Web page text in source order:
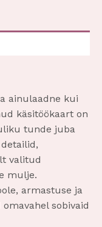
ainulaadne kui
käsitöökaart on
tunde juba
valitud
mulje.
armastuse ja
sobivaid